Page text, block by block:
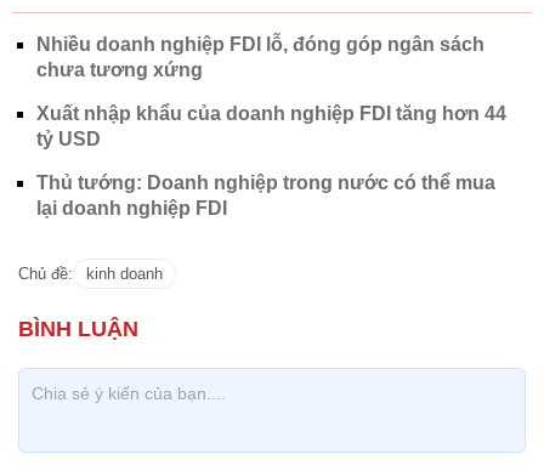
Nhiều doanh nghiệp FDI lỗ, đóng góp ngân sách
chưa tương xứng
Xuất nhập khẩu của doanh nghiệp FDI tăng hơn 44
tỷ USD
Thủ tướng: Doanh nghiệp trong nước có thể mua
lại doanh nghiệp FDI
Chủ đề: kinh doanh